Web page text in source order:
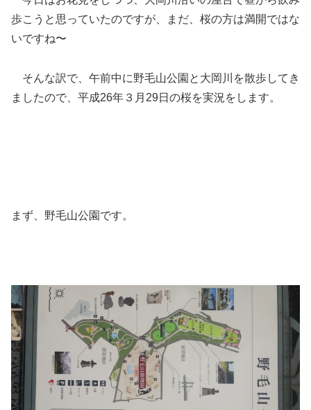
歩こうと思っていたのですが、まだ、桜の方は満開ではな
いですね〜
そんな訳で、午前中に野毛山公園と大岡川を散歩してき
ましたので、平成26年３月29日の桜を実況をします。
まず、野毛山公園です。